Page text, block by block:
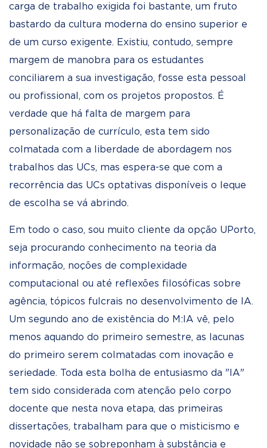
carga de trabalho exigida foi bastante, um fruto
bastardo da cultura moderna do ensino superior e
de um curso exigente. Existiu, contudo, sempre
margem de manobra para os estudantes
conciliarem a sua investigação, fosse esta pessoal
ou profissional, com os projetos propostos. É
verdade que há falta de margem para
personalização de currículo, esta tem sido
colmatada com a liberdade de abordagem nos
trabalhos das UCs, mas espera-se que com a
recorrência das UCs optativas disponíveis o leque
de escolha se vá abrindo.
Em todo o caso, sou muito cliente da opção UPorto,
seja procurando conhecimento na teoria da
informação, noções de complexidade
computacional ou até reflexões filosóficas sobre
agência, tópicos fulcrais no desenvolvimento de IA.
Um segundo ano de existência do M:IA vê, pelo
menos aquando do primeiro semestre, as lacunas
do primeiro serem colmatadas com inovação e
seriedade. Toda esta bolha de entusiasmo da "IA"
tem sido considerada com atenção pelo corpo
docente que nesta nova etapa, das primeiras
dissertações, trabalham para que o misticismo e
novidade não se sobreponham à substância e